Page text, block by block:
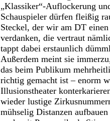
„Klassiker“-Auflockerung
Schauspieler dürfen fleißig
Steckel, der wir am DT
verdanken, die vertraut
tappt dabei erstaunlich
Außerdem meint sie
das beim Publikum
richtig gemacht ist – enorm
Illusionstheater
wieder lustige
mühselig Distanzen